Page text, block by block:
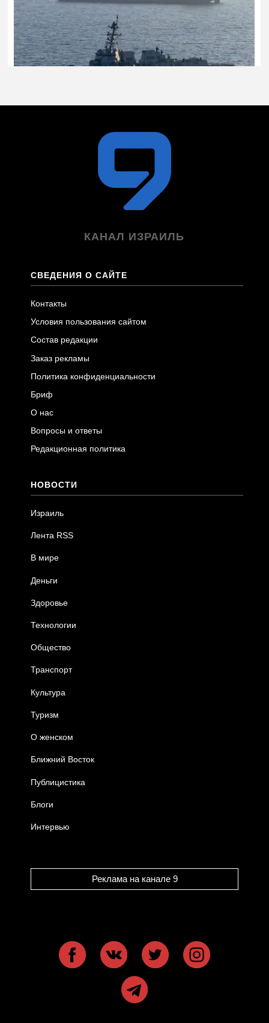
КАНАЛ ИЗРАИЛЬ
СВЕДЕНИЯ О САЙТЕ
Контакты
Условия пользования сайтом
Состав редакции
Заказ рекламы
Политика конфиденциальности
Бриф
О нас
Вопросы и ответы
Редакционная политика
НОВОСТИ
Израиль
Лента RSS
В мире
Деньги
Здоровье
Технологии
Общество
Транспорт
Культура
Туризм
О женском
Ближний Восток
Публицистика
Блоги
Интервью
Реклама на канале 9